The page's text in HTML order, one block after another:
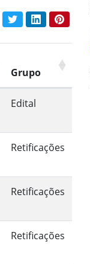
conteúdo:
TwitterLinkedIn
Grupo
Edital
Retificações
Retificações
Retificações